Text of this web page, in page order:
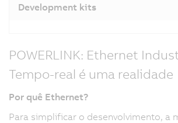
Development kits
POWERLINK: Ethernet
Tempo-real é uma realidade
Por quê Ethernet?
Para simplificar o desenvolvimento, a